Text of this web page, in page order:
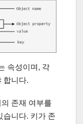
속성이며, 각
합니다.
존재 여부를
습니다. 키가 존